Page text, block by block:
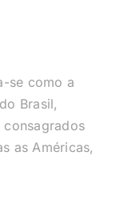
se como a
Brasil,
consagrados
as Américas,